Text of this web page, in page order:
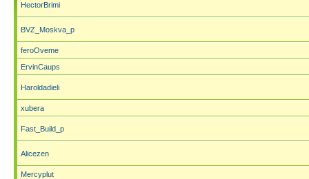
HectorBrimi
BVZ_Moskva_p
feroOveme
ErvinCaups
Haroldadieli
xubera
Fast_Build_p
Alicezen
Mercyplut